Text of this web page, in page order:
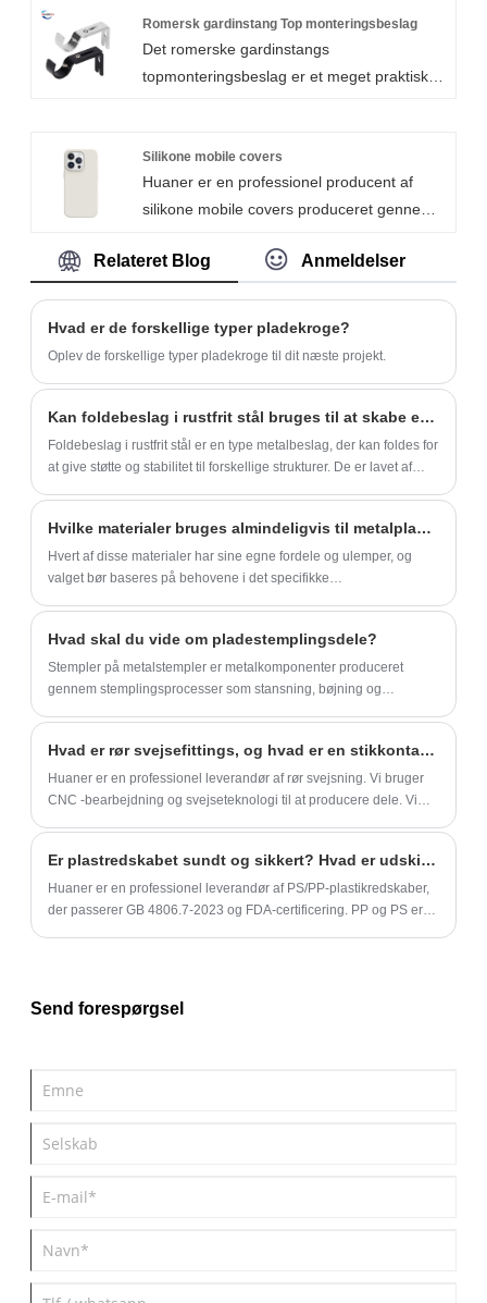
holdbar anti-ridse maling rolle.
medicinsk udstyr, biler og andre områder
kan se figuren af ​​metalskaller.
Aluminiumslegering og rustfrit stål er
kamerahusmateriale af trykstøbt aluminium
er lavet af aluminium, delene kan opdeles i:
fronthængseldæksel, glaslinse, kraftigt
monteringsbeslag. Velegnet til indendørs og
udendørs CCTV, DVR, kameramontering,
let justerbar 360° og 90°.
Romersk gardinstang Top monteringsbeslag
Det romerske gardinstangs
topmonteringsbeslag er et meget praktisk
smukkere. Stativet fra Xiamen Huaner
Technology Co., Ltd. er lavet af metal,
smukt designet og kan bruges med
Silikone mobile covers
Huaner er en professionel producent af
silikone mobile covers produceret gennem
Silikonetelefonsager kan gennemgå
til dine behov. MOQ for standard
Relateret Blog Anmeldelser
Hvad er de forskellige typer pladekroge?
Oplev de forskellige typer pladekroge til dit næste projekt.
Kan foldebeslag i rustfrit stål bruges til at skabe et nedfældeligt arbejdsbord?
Foldebeslag i rustfrit stål er en type metalbeslag, der kan foldes for
at give støtte og stabilitet til forskellige strukturer. De er lavet af
Hvilke materialer bruges almindeligvis til metalpladedele?
Hvert af disse materialer har sine egne fordele og ulemper, og
valget bør baseres på behovene i det specifikke
Hvad skal du vide om pladestemplingsdele?
Stempler på metalstempler er metalkomponenter produceret
gennem stemplingsprocesser som stansning, bøjning og
Hvad er rør svejsefittings, og hvad er en stikkontakt, der bruges til?
Huaner er en professionel leverandør af rør svejsning. Vi bruger
CNC -bearbejdning og svejseteknologi til at producere dele. Vi
Er plastredskabet sundt og sikkert? Hvad er udskiftningen af plastbordsartikler?
Huaner er en professionel leverandør af PS/PP-plastikredskaber,
der passerer GB 4806.7-2023 og FDA-certificering. PP og PS er
Send forespørgsel